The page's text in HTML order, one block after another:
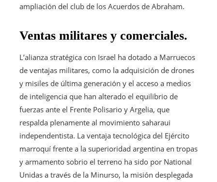
ampliación del club de los Acuerdos de Abraham.
Ventas militares y comerciales.
L’alianza stratégica con Israel ha dotado a Marruecos
de ventajas militares, como la adquisición de drones
y misiles de última generación y el acceso a medios
de inteligencia que han alterado el equilibrio de
fuerzas ante el Frente Polisario y Argelia, que
respalda plenamente al movimiento saharaui
independentista. La ventaja tecnológica del Ejército
marroquí frente a la superioridad argentina en tropas
y armamento sobrio el terreno ha sido por National
Unidas a través de la Minurso, la misión desplegada